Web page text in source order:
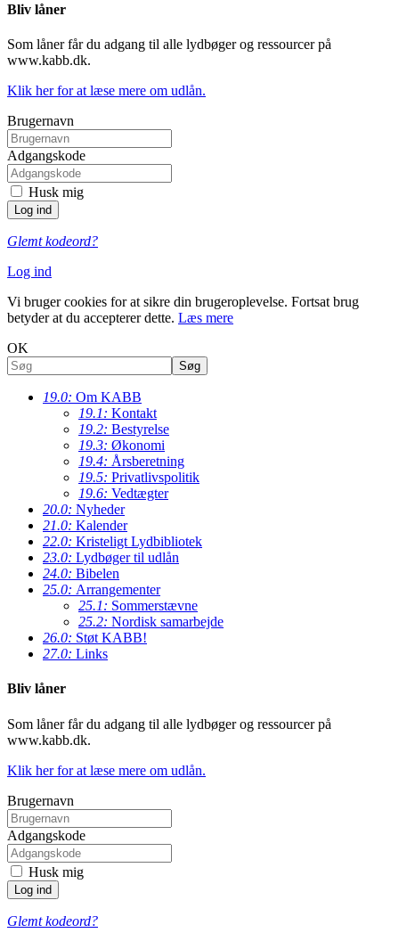
Bliv låner
Som låner får du adgang til alle lydbøger og ressourcer på
www.kabb.dk.
Klik her for at læse mere om udlån.
Brugernavn
Adgangskode
Husk mig
Glemt kodeord?
Log ind
Vi bruger cookies for at sikre din brugeroplevelse. Fortsat brug
betyder at du accepterer dette. Læs mere
OK
19.0: Om KABB
19.1: Kontakt
19.2: Bestyrelse
19.3: Økonomi
19.4: Årsberetning
19.5: Privatlivspolitik
19.6: Vedtægter
20.0: Nyheder
21.0: Kalender
22.0: Kristeligt Lydbibliotek
23.0: Lydbøger til udlån
24.0: Bibelen
25.0: Arrangementer
25.1: Sommerstævne
25.2: Nordisk samarbejde
26.0: Støt KABB!
27.0: Links
Bliv låner
Som låner får du adgang til alle lydbøger og ressourcer på
www.kabb.dk.
Klik her for at læse mere om udlån.
Brugernavn
Adgangskode
Husk mig
Glemt kodeord?